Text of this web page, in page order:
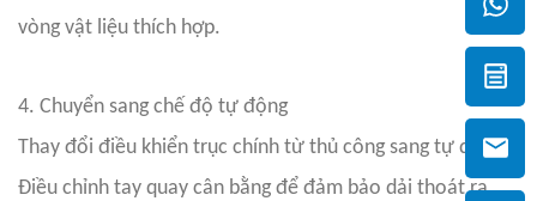
vòng vật liệu thích hợp.
4. Chuyển sang chế độ tự động
Thay đổi điều khiển trục chính từ thủ công sang tự động.
Điều chỉnh tay quay cân bằng để đảm bảo dải thoát ra